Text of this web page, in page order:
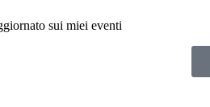
sui miei eventi